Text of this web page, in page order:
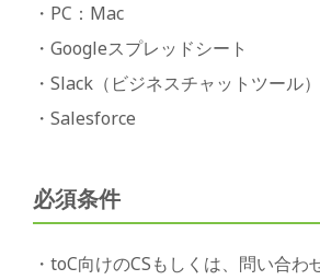
・PC：Mac
・Googleスプレッドシート
・Slack（ビジネスチャットツール）
・Salesforce
必須条件
・toC向けのCSもしくは、問い合わ